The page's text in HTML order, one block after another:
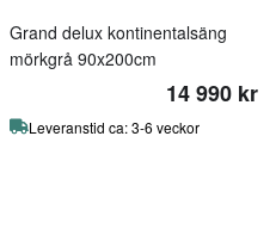
Grand delux kontinentalsäng
mörkgrå 90x200cm
14 990 kr
Leveranstid ca: 3-6 veckor